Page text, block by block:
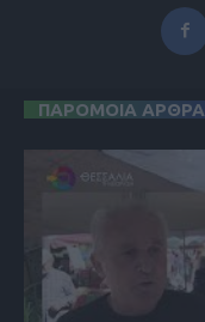
ΠΑΡΟΜΟΙΑ ΑΡΘΡΑ